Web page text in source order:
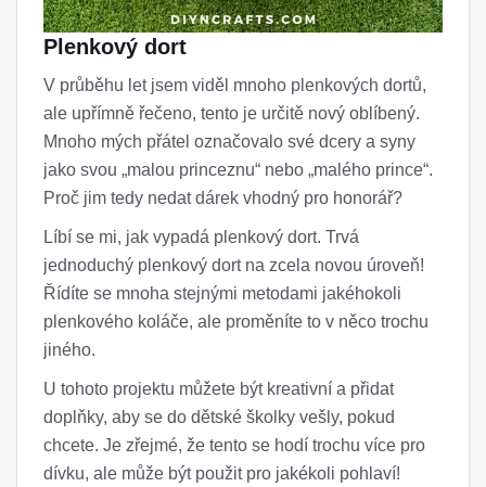
Plenkový dort
V průběhu let jsem viděl mnoho plenkových dortů,
ale upřímně řečeno, tento je určitě nový oblíbený.
Mnoho mých přátel označovalo své dcery a syny
jako svou „malou princeznu“ nebo „malého prince“.
Proč jim tedy nedat dárek vhodný pro honorář?
Líbí se mi, jak vypadá plenkový dort. Trvá
jednoduchý plenkový dort na zcela novou úroveň!
Řídíte se mnoha stejnými metodami jakéhokoli
plenkového koláče, ale proměníte to v něco trochu
jiného.
U tohoto projektu můžete být kreativní a přidat
doplňky, aby se do dětské školky vešly, pokud
chcete. Je zřejmé, že tento se hodí trochu více pro
dívku, ale může být použit pro jakékoli pohlaví!